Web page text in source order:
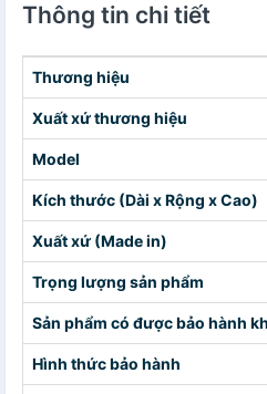
Thông tin chi tiết
Thương hiệu
Xuất xứ thương hiệu
Model
Kích thước (Dài x Rộng x Cao)
Xuất xứ (Made in)
Trọng lượng sản phẩm
Sản phẩm có được bảo hành
Hình thức bảo hành